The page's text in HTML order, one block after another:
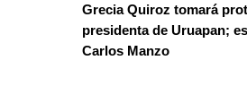
Grecia Quiroz tomará
presidenta de Uruapan;
Carlos Manzo